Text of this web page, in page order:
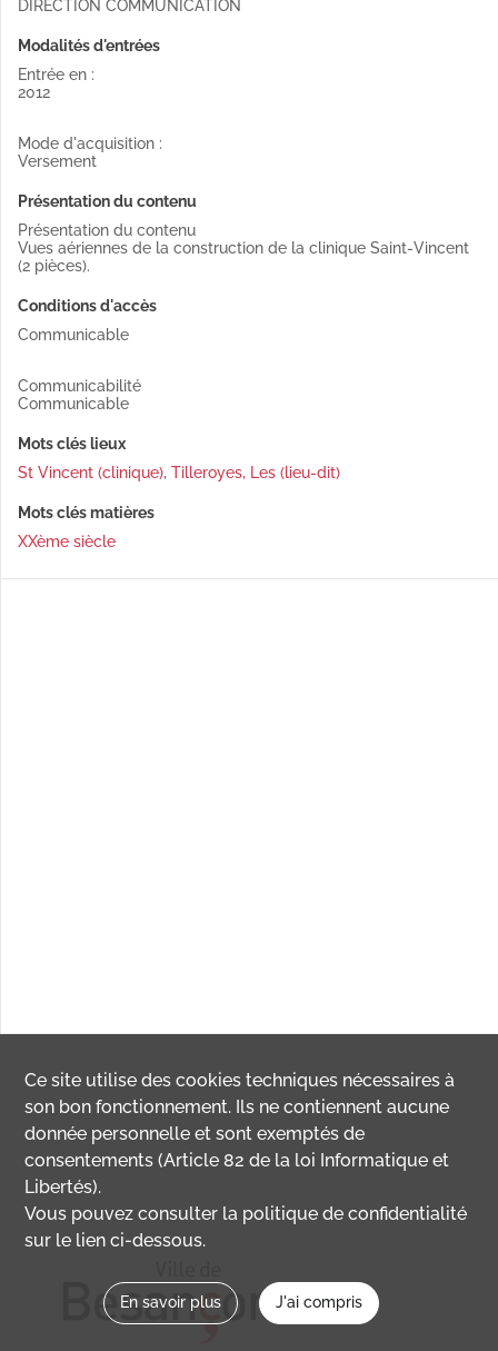
DIRECTION COMMUNICATION
Modalités d'entrées
Entrée en :
2012
Mode d'acquisition :
Versement
Présentation du contenu
Présentation du contenu
Vues aériennes de la construction de la clinique Saint-Vincent
(2 pièces).
Conditions d'accès
Communicable
Communicabilité
Communicable
Mots clés lieux
St Vincent (clinique), Tilleroyes, Les (lieu-dit)
Mots clés matières
XXème siècle
Ce site utilise descookies techniques nécessaires à
son bon fonctionnement. Ils ne contiennent aucune
donnée personnelle et sont exemptés de
consentements (Article 82 de la loi Informatique et
Libertés).
Vous pouvez consulter la politique de confidentialité
sur le lien ci-dessous.
En savoir plus J'ai compris